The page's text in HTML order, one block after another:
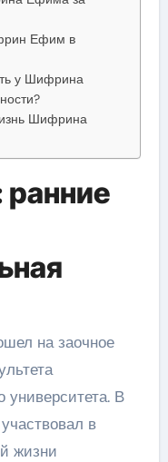
Ефим в
у Шифрина
Шифрина
на заочное
университета. В
в
жизни